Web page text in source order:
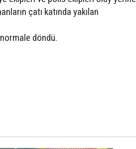
çatı katında yakılan
normale döndü.